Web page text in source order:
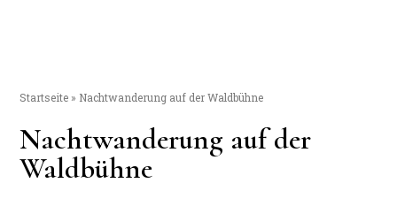
Startseite » Nachtwanderung auf der Waldbühne
Nachtwanderung auf der
Waldbühne